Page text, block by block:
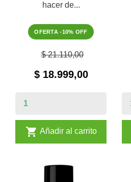
hacer de...
OFERTA -10% OFF
$ 21.110,00
$ 18.999,00
 Añadir al carrito